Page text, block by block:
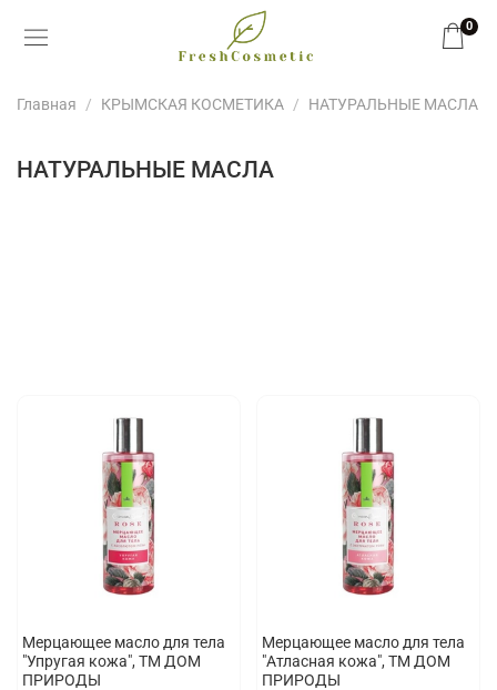
0
Главная КРЫМСКАЯ КОСМЕТИКА НАТУРАЛЬНЫЕ МАСЛА
НАТУРАЛЬНЫЕ МАСЛА
Мерцающее масло для тела
"Упругая кожа", ТМ ДОМ
ПРИРОДЫ
Мерцающее масло для тела
"Атласная кожа", ТМ ДОМ
ПРИРОДЫ